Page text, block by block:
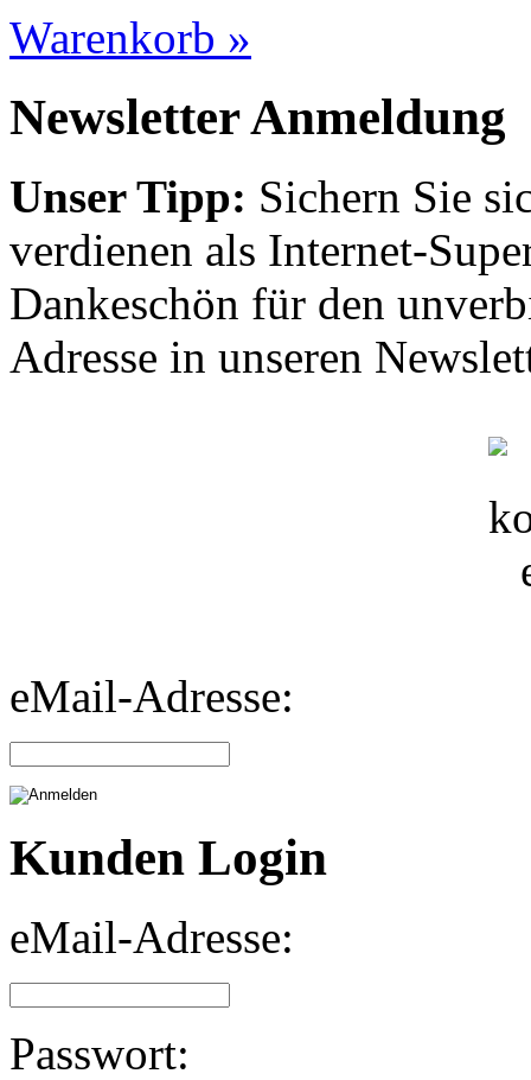
Warenkorb »
Newsletter Anmeldung
Unser Tipp: Sichern Sie
verdienen als Internet-
Dankeschön für den
Adresse in unseren
eMail-Adresse:
Kunden Login
eMail-Adresse:
Passwort: